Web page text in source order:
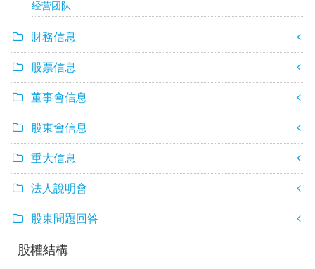
经营团队
財務信息
股票信息
董事會信息
股東會信息
重大信息
法人說明會
股東問題回答
股權結構